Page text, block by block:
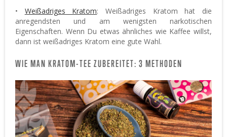
• Weißadriges Kratom: Weißadriges Kratom hat die
anregendsten und am wenigsten narkotischen
Eigenschaften. Wenn Du etwas ähnliches wie Kaffee willst,
dann ist weißadriges Kratom eine gute Wahl.
WIE MAN KRATOM-TEE ZUBEREITET: 3 METHODEN